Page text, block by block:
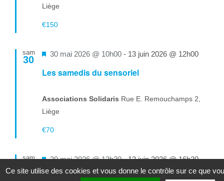
Liège
€150
sam
30
Les samedis du sensoriel
Mis
30 mai 2026 @ 10h00 - 13 juin 2026 @ 12h00
Associations Solidaris Rue E. Remouchamps 2,
Liège
€70
sam
Voix en action : Exprimez-vous, impactez le
Mis
en
30 mai 2026 @ 13h30-13 juin 2026 @ 16h30
Ce site utilise des cookies et vous donne le contrôle sur ce que